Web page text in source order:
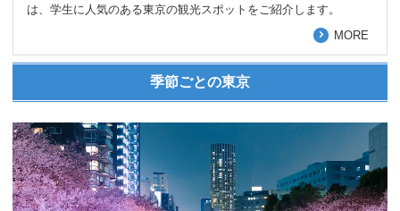
は、学生に人気のある東京の観光スポットをご紹介します。
MORE
季節ごとの東京